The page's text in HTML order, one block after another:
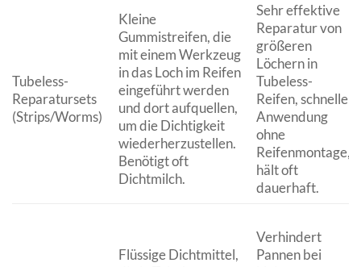
Tubeless-
Reparatursets
(Strips/Worms)
Kleine
Gummistreifen, die
mit einem Werkzeug
in das Loch im Reifen
eingeführt werden
und dort aufquellen,
um die Dichtigkeit
wiederherzustellen.
Benötigt oft
Dichtmilch.
Sehr effektive
Reparatur von
größeren
Löchern in
Tubeless-
Reifen, schnelle
Anwendung
ohne
Reifenmontage,
hält oft
dauerhaft.
Flüssige Dichtmittel,
Verhindert
Pannen bei